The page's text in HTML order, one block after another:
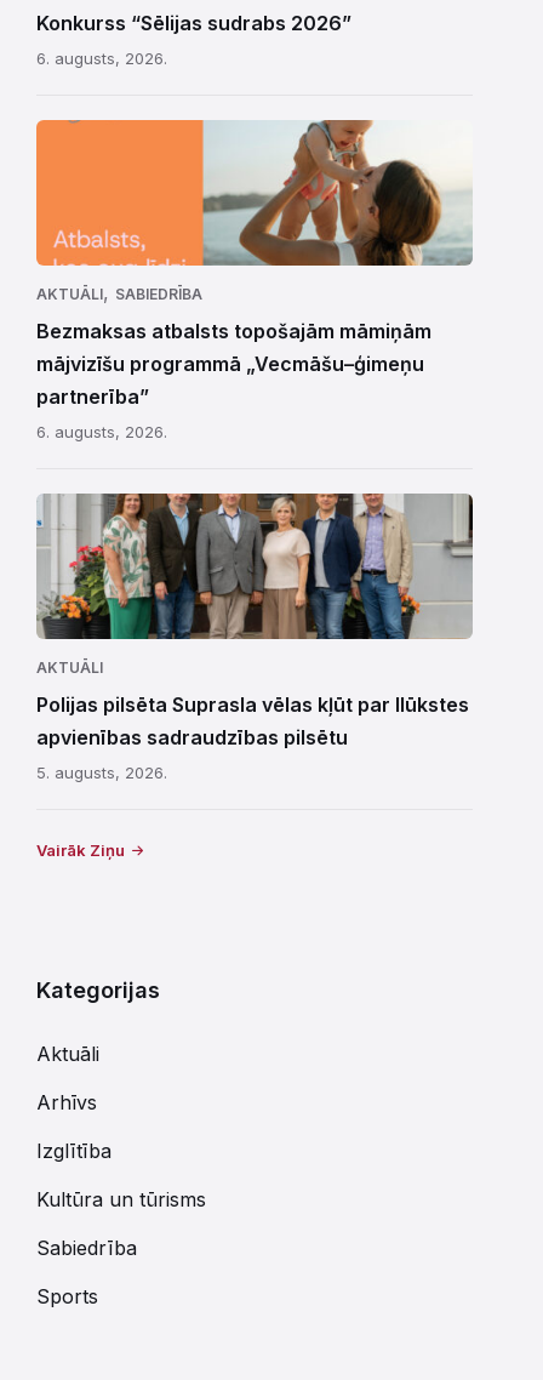
Konkurss “Sēlijas sudrabs 2026”
6. augusts, 2026.
AKTUĀLI, SABIEDRĪBA
Bezmaksas atbalsts topošajām māmiņām
mājvizīšu programmā „Vecmāšu–ģimeņu
partnerība”
6. augusts, 2026.
AKTUĀLI
Polijas pilsēta Suprasla vēlas kļūt par Ilūkstes
apvienības sadraudzības pilsētu
5. augusts, 2026.
Vairāk Ziņu
Kategorijas
Aktuāli
Arhīvs
Izglītība
Kultūra un tūrisms
Sabiedrība
Sports